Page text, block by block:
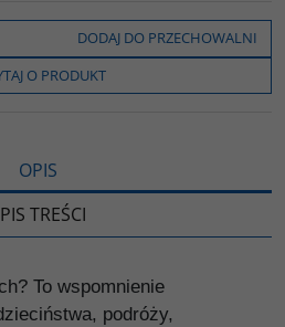
z
e
l
s
DODAJ DO PRZECHOWALNI
O PRODUKT
OPIS
TREŚCI
To wspomnienie
podróży,